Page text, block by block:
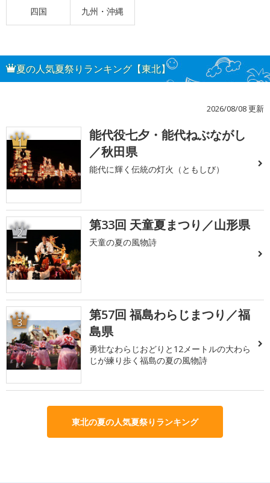
四国 九州・沖縄
夏の人気夏祭りランキング【東北】
2026/08/08 更新
1
能代役七夕・能代ねぶながし
／秋田県
能代に輝く伝統の灯火（ともしび）
2 第33回 天童夏まつり／山形県
天童の夏の風物詩
3
第57回 福島わらじまつり／福
島県
勇壮なわらじおどりと12メートルの大わら
じが練り歩く福島の夏の風物詩
東北の夏の人気夏祭りランキング